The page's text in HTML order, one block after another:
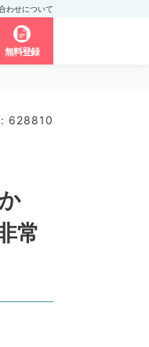
わせについて
無料登録
628810
常